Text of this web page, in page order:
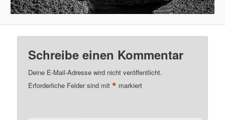
Schreibe einen Kommentar
Deine E-Mail-Adresse wird nicht veröffentlicht.
Erforderliche Felder sind mit* markiert